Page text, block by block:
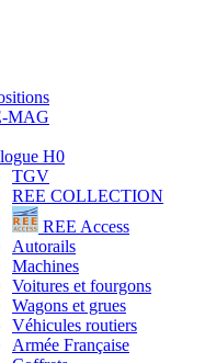
MAG
H0
TGV
REE COLLECTION
REE Access
Autorails
Machines
Voitures et fourgons
Wagons et grues
Véhicules routiers
Armée Française